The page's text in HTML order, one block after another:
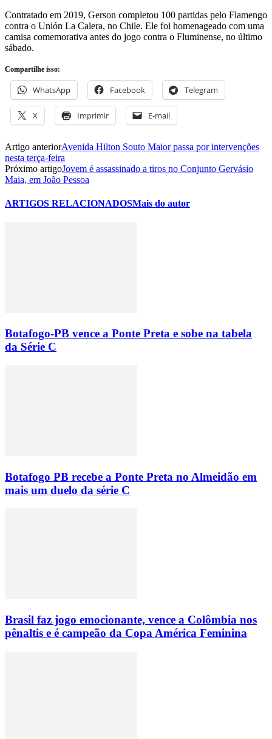
Contratado em 2019, Gerson completou 100 partidas pelo Flamengo
contra o Unión La Calera, no Chile. Ele foi homenageado com uma
camisa comemorativa antes do jogo contra o Fluminense, no último
sábado.
Compartilhe isso:
WhatsApp Facebook Telegram
X Imprimir E-mail
Artigo anteriorAvenida Hilton Souto Maior passa por intervenções
nesta terça-feira
Próximo artigoJovem é assassinado a tiros no Conjunto Gervásio
Maia, em João Pessoa
ARTIGOS RELACIONADOSMais do autor
Botafogo-PB vence a Ponte Preta e sobe na tabela
da Série C
Botafogo PB recebe a Ponte Preta no Almeidão em
mais um duelo da série C
Brasil faz jogo emocionante, vence a Colômbia nos
pênaltis e é campeão da Copa América Feminina